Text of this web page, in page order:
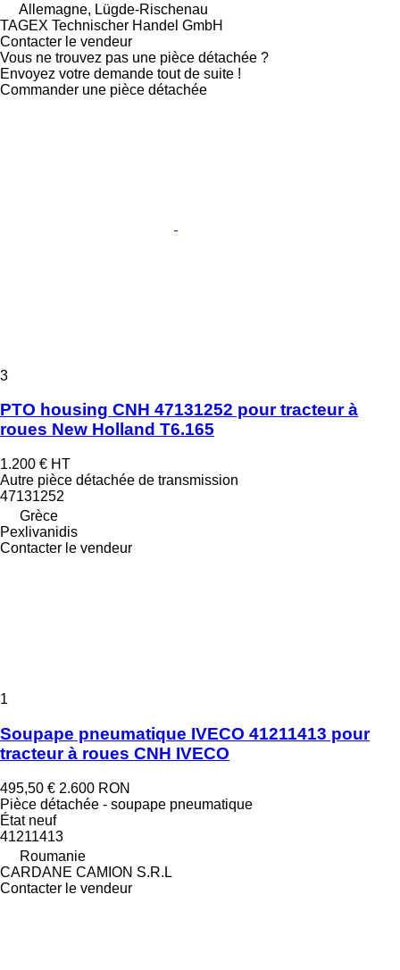
Allemagne, Lügde-Rischenau
TAGEX Technischer Handel GmbH
Contacter le vendeur
Vous ne trouvez pas une pièce détachée ?
Envoyez votre demande tout de suite !
Commander une pièce détachée
3
PTO housing CNH 47131252 pour tracteur à
roues New Holland T6.165
1.200 € HT
Autre pièce détachée de transmission
47131252
Grèce
Pexlivanidis
Contacter le vendeur
1
Soupape pneumatique IVECO 41211413 pour
tracteur à roues CNH IVECO
495,50 € 2.600 RON
Pièce détachée - soupape pneumatique
Étatneuf
41211413
Roumanie
CARDANE CAMION S.R.L
Contacter le vendeur